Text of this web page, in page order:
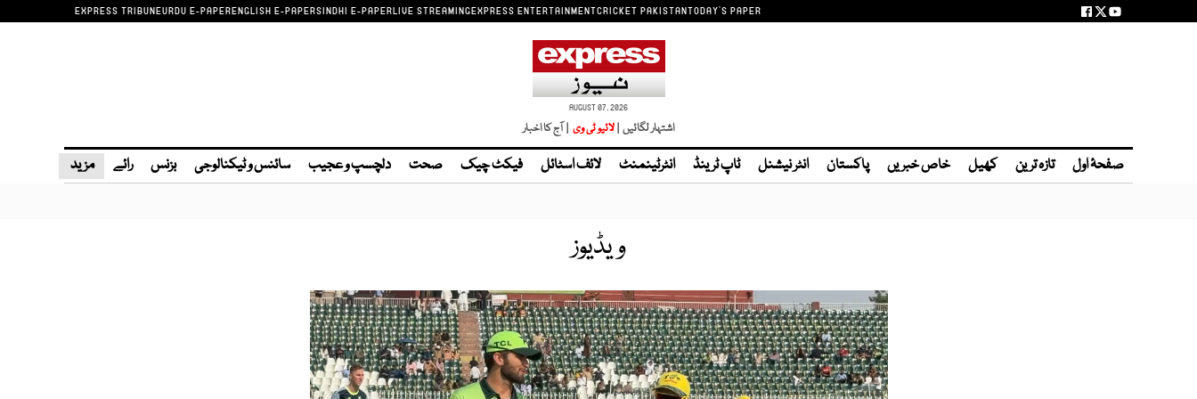
EXPRESS TRIBUNEURDU E-PAPERENGLISH E-PAPERSINDHI E-PAPERLIVE STREAMINGEXPRESS ENTERTAINMENTCRICKET PAKISTANTODAY'S PAPER
AUGUST 07, 2026
اشتہار لگائیں |لائیو ٹی وی | آج کا اخبار
صفحۂ اول تازہ ترین کھیل خاص خبریں پاکستان انٹر نیشنل ٹاپ ٹرینڈ انٹرٹینمنٹ لائف اسٹائل فیکٹ چیک صحت دلچسپ و عجیب سائنس و ٹیکنالوجی بزنس رائے مزید
ویڈیوز